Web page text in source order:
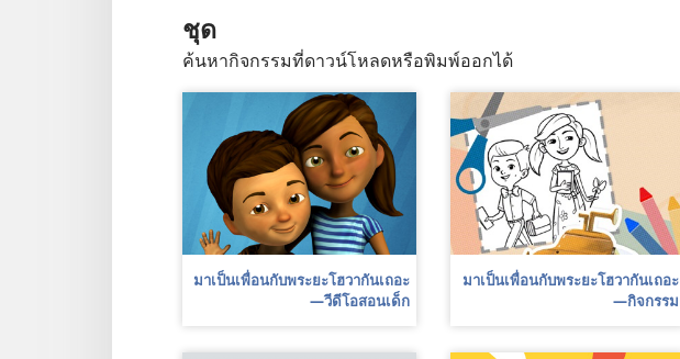
ชุด
ค้นหากิจกรรมที่ดาวน์โหลดหรือพิมพ์ออกได้
มา​เป็น​เพื่อน​กับ​พระ​ยะโฮวา​กัน​เถอะ
—วีดีโอ​สอน​เด็ก
มา​เป็น​เพื่อน​กับ​พระ​ยะโฮวา​กัน​เถอะ
—กิจกรรม